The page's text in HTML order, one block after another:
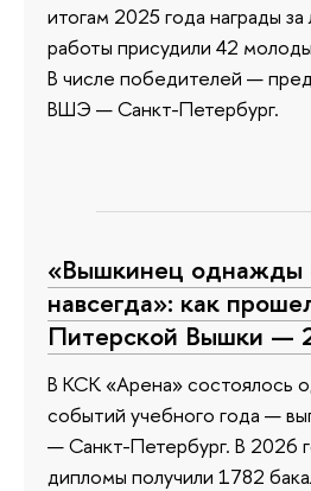
итогам 2025 года награды
работы присудили 42
В числе победителей —
ВШЭ — Санкт-Петербург.
«Вышкинец
навсегда»: как
Питерской Вышки —
В КСК «Арена» состоялось
событий учебного года —
— Санкт-Петербург. В 2026
дипломы получили 1782